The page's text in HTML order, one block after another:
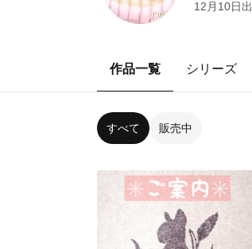
12月10日
作品一覧 シリーズ
すべて 販売中